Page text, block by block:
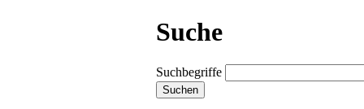
Suche
Suchbegriffe